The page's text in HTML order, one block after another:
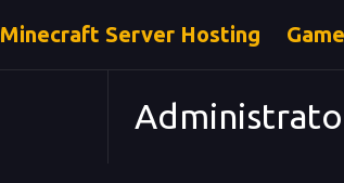
Minecraft Server Hosting